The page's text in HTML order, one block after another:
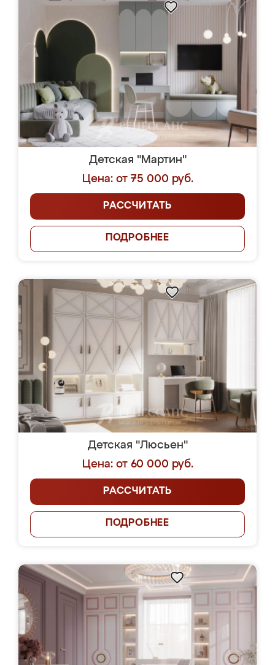
Детская "Мартин"
Цена: от 75 000 руб.
РАССЧИТАТЬ
ПОДРОБНЕЕ
Детская "Люсьен"
Цена: от 60 000 руб.
РАССЧИТАТЬ
ПОДРОБНЕЕ